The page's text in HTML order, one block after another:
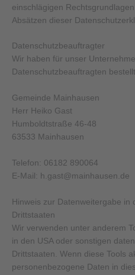
einschlägigen
Absätzen dieser
Datenschutz­beauftragter
Wir haben für unser
Datenschutzbeauftragten
Gemeinde Mainhausen
Herr Heiko Gast
Humboldtstraße 46-48
63533 Mainhausen
Telefon: 06182 890064
E-Mail: h.gast@mainhausen.de
Hinweis zur Datenweitergabe in
Drittstaaten
Wir verwenden unter anderem
in den USA oder sonstigen
Drittstaaten. Wenn diese Tools
personenbezogene Daten in